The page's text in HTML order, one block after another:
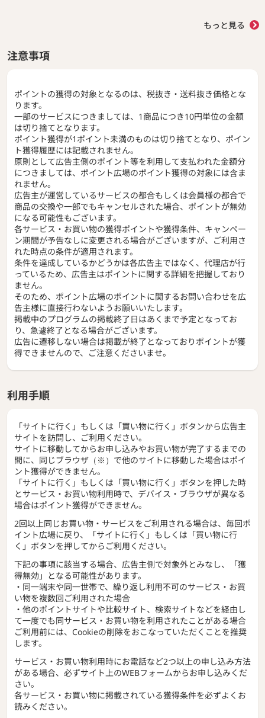
もっと見る
注意事項
ポイントの獲得の対象となるのは、税抜き・送料抜き価格とな
ります。
一部のサービスにつきましては、1商品につき10円単位の金額
は切り捨てとなります。
ポイント獲得が1ポイント未満のものは切り捨てとなり、ポイン
ト獲得履歴には記載されません。
原則として広告主側のポイント等を利用して支払われた金額分
につきましては、ポイント広場のポイント獲得の対象には含ま
れません。
広告主が運営しているサービスの都合もしくは会員様の都合で
商品の交換や一部でもキャンセルされた場合、ポイントが無効
になる可能性もございます。
各サービス・お買い物の獲得ポイントや獲得条件、キャンペー
ン期間が予告なしに変更される場合がございますが、ご利用さ
れた時点の条件が適用されます。
条件を達成しているかどうかは各広告主ではなく、代理店が行
っているため、広告主はポイントに関する詳細を把握しており
ません。
そのため、ポイント広場のポイントに関するお問い合わせを広
告主様に直接行わないようお願いいたします。
掲載中のプログラムの掲載終了日はあくまで予定となってお
り、急遽終了となる場合がございます。
広告に遷移しない場合は掲載が終了となっておりポイントが獲
得できませんので、ご注意くださいませ。
利用手順
「サイトに行く」もしくは「買い物に行く」ボタンから広告主
サイトを訪問し、ご利用ください。
サイトに移動してからお申し込みやお買い物が完了するまでの
間に、同じブラウザ（※）で他のサイトに移動した場合はポイ
ント獲得ができません。
「サイトに行く」もしくは「買い物に行く」ボタンを押した時
とサービス・お買い物利用時で、デバイス・ブラウザが異なる
場合はポイント獲得ができません。
2回以上同じお買い物・サービスをご利用される場合は、毎回ポ
イント広場に戻り、「サイトに行く」もしくは「買い物に行
く」ボタンを押してからご利用ください。
下記の事項に該当する場合、広告主側で対象外とみなし、「獲
得無効」となる可能性があります。
・同一端末や同一世帯で、繰り返し利用不可のサービス・お買
い物を複数回ご利用された場合
・他のポイントサイトや比較サイト、検索サイトなどを経由し
て一度でも同サービス・お買い物を利用されたことがある場合
ご利用前には、Cookieの削除をおこなっていただくことを推奨
します。
サービス・お買い物利用時にお電話など2つ以上の申し込み方法
がある場合、必ずサイト上のWEBフォームからお申し込みくだ
さい。
各サービス・お買い物に掲載されている獲得条件を必ずよくお
読みください。